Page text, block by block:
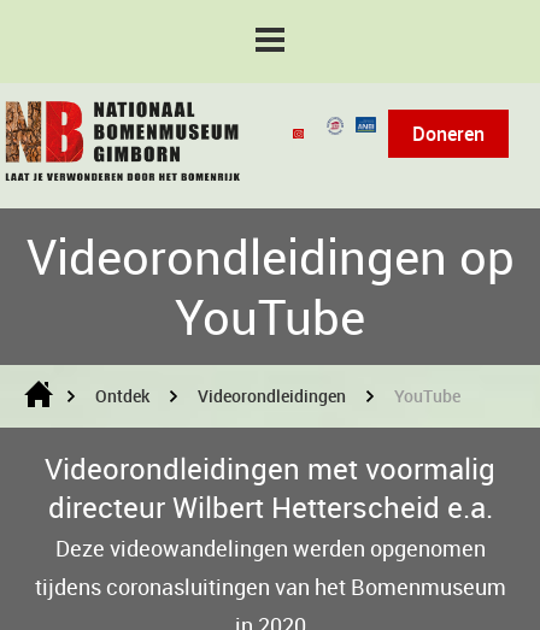
Doneren
Videorondleidingen op
YouTube
Ontdek Videorondleidingen YouTube
Videorondleidingen met voormalig
directeur Wilbert Hetterscheid e.a.
Deze videowandelingen werden opgenomen
tijdens coronasluitingen van het Bomenmuseum